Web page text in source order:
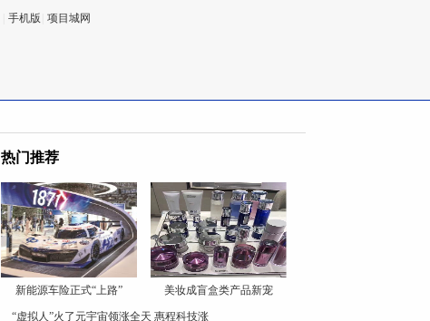
手机版 项目城网
热门推荐
新能源车险正式“上路” 美妆成盲盒类产品新宠
“虚拟人”火了元宇宙领涨全天 惠程科技涨